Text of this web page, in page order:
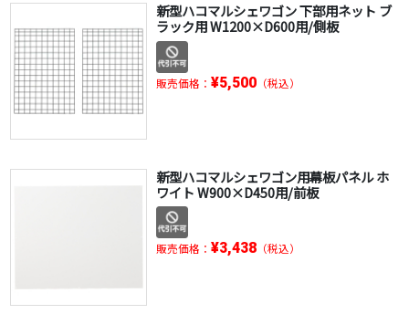
新型ハコマルシェワゴン 下部用ネット ブ
ラック用 W1200×D600用/側板
販売価格： ¥5,500（税込）
新型ハコマルシェワゴン用幕板パネル ホ
ワイト W900×D450用/前板
販売価格： ¥3,438（税込）